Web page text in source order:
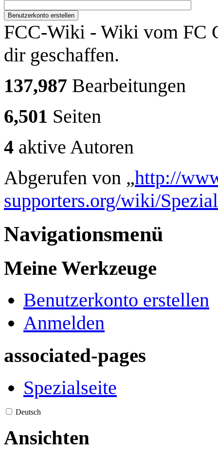
Benutzerkonto erstellen
FCC-Wiki - Wiki vom FC
dir geschaffen.
137,987 Bearbeitungen
6,501 Seiten
4 aktive Autoren
Abgerufen von „http://
supporters.org/wiki/
Navigationsmenü
Meine Werkzeuge
Benutzerkonto erstellen
Anmelden
associated-pages
Spezialseite
Deutsch
Ansichten